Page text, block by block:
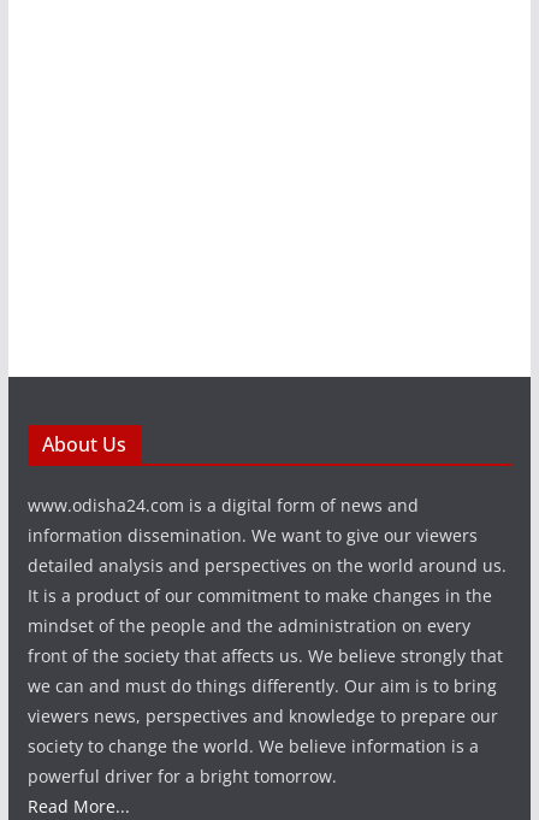
About Us
www.odisha24.com is a digital form of news and
information dissemination. We want to give our viewers
detailed analysis and perspectives on the world around us.
It is a product of our commitment to make changes in the
mindset of the people and the administration on every
front of the society that affects us. We believe strongly that
we can and must do things differently. Our aim is to bring
viewers news, perspectives and knowledge to prepare our
society to change the world. We believe information is a
powerful driver for a bright tomorrow.
Read More...